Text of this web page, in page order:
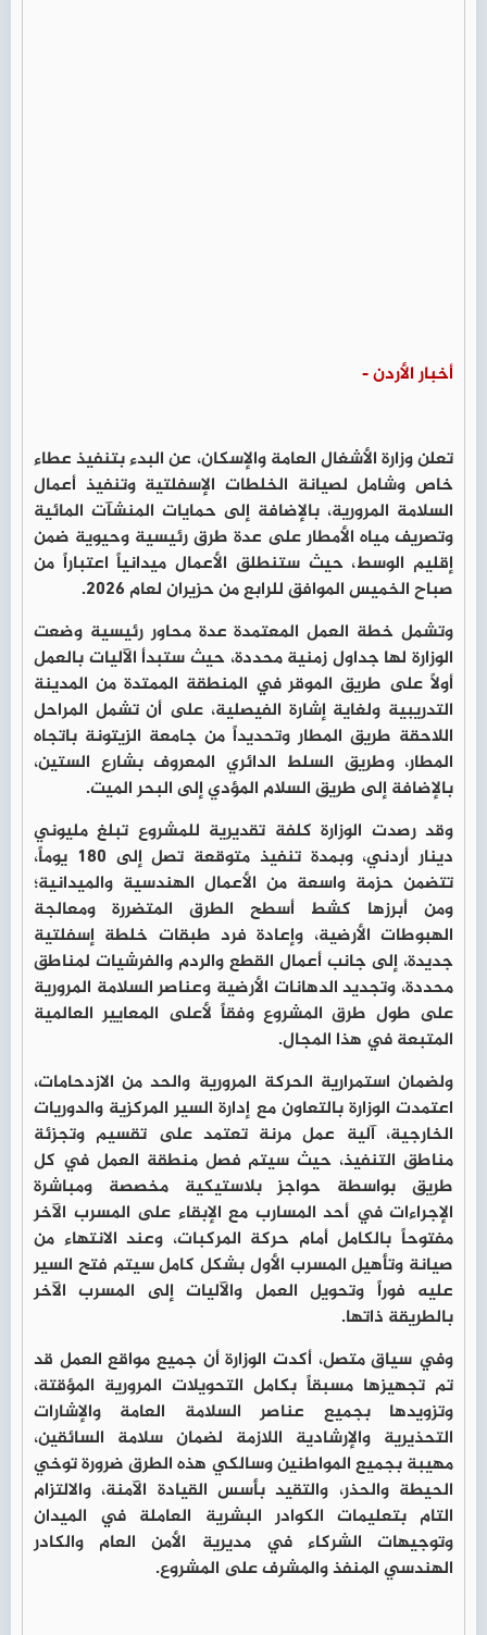
أخبار الأردن -
تعلن وزارة الأشغال العامة والإسكان، عن البدء بتنفيذ عطاء
خاص وشامل لصيانة الخلطات الإسفلتية وتنفيذ أعمال
السلامة المرورية، بالإضافة إلى حمايات المنشآت المائية
وتصريف مياه الأمطار على عدة طرق رئيسية وحيوية ضمن
إقليم الوسط، حيث ستنطلق الأعمال ميدانياً اعتباراً من
صباح الخميس الموافق للرابع من حزيران لعام 2026.
وتشمل خطة العمل المعتمدة عدة محاور رئيسية وضعت
الوزارة لها جداول زمنية محددة، حيث ستبدأ الآليات بالعمل
أولاً على طريق الموقر في المنطقة الممتدة من المدينة
التدريبية ولغاية إشارة الفيصلية، على أن تشمل المراحل
اللاحقة طريق المطار وتحديداً من جامعة الزيتونة باتجاه
المطار، وطريق السلط الدائري المعروف بشارع الستين،
بالإضافة إلى طريق السلام المؤدي إلى البحر الميت.
وقد رصدت الوزارة كلفة تقديرية للمشروع تبلغ مليوني
دينار أردني، وبمدة تنفيذ متوقعة تصل إلى 180 يوماً،
تتضمن حزمة واسعة من الأعمال الهندسية والميدانية؛
ومن أبرزها كشط أسطح الطرق المتضررة ومعالجة
الهبوطات الأرضية، وإعادة فرد طبقات خلطة إسفلتية
جديدة، إلى جانب أعمال القطع والردم والفرشيات لمناطق
محددة، وتجديد الدهانات الأرضية وعناصر السلامة المرورية
على طول طرق المشروع وفقاً لأعلى المعايير العالمية
المتبعة في هذا المجال.
ولضمان استمرارية الحركة المرورية والحد من الازدحامات،
اعتمدت الوزارة بالتعاون مع إدارة السير المركزية والدوريات
الخارجية، آلية عمل مرنة تعتمد على تقسيم وتجزئة
مناطق التنفيذ، حيث سيتم فصل منطقة العمل في كل
طريق بواسطة حواجز بلاستيكية مخصصة ومباشرة
الإجراءات في أحد المسارب مع الإبقاء على المسرب الآخر
مفتوحاً بالكامل أمام حركة المركبات، وعند الانتهاء من
صيانة وتأهيل المسرب الأول بشكل كامل سيتم فتح السير
عليه فوراً وتحويل العمل والآليات إلى المسرب الآخر
بالطريقة ذاتها.
وفي سياق متصل، أكدت الوزارة أن جميع مواقع العمل قد
تم تجهيزها مسبقاً بكامل التحويلات المرورية المؤقتة،
وتزويدها بجميع عناصر السلامة العامة والإشارات
التحذيرية والإرشادية اللازمة لضمان سلامة السائقين،
مهيبة بجميع المواطنين وسالكي هذه الطرق ضرورة توخي
الحيطة والحذر، والتقيد بأسس القيادة الآمنة، والالتزام
التام بتعليمات الكوادر البشرية العاملة في الميدان
وتوجيهات الشركاء في مديرية الأمن العام والكادر
الهندسي المنفذ والمشرف على المشروع.